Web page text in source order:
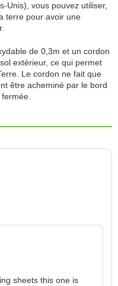
Unis), vous pouvez utiliser,
terre pour avoir une
de 0,3m et un cordon
extérieur, ce qui permet
Le cordon ne fait que
être acheminé par le bord
sheets this one is